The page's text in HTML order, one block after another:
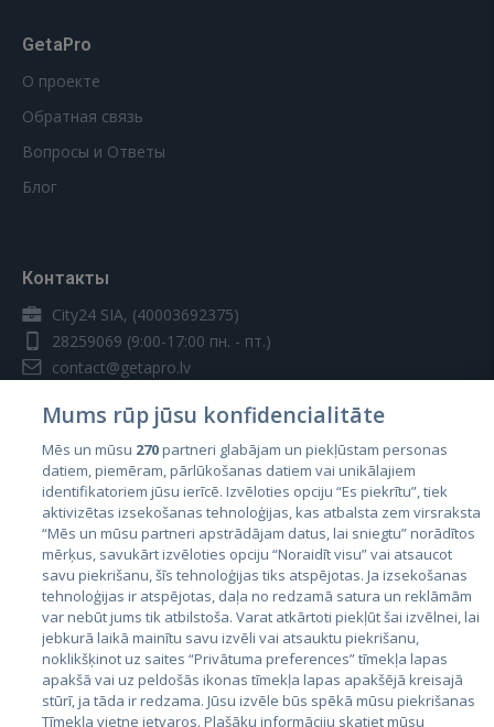
GetaPro
О проекте
Обратная связь
Вопросы и Ответы
Блог
Контакты
City24 SIA, (40003692375)
28259069 (9:00-17:00 пн. - пт.)
contact@getapro.lv
Страны
Эстония
Латвия
Литва
Mums rūp jūsu konfidencialitāte
Mēs un mūsu 270partneri glabājam un piekļūstam personas
datiem, piemēram, pārlūkošanas datiem vai unikālajiem
identifikatoriem jūsu ierīcē. Izvēloties opciju “Es piekrītu”, tiek
aktivizētas izsekošanas tehnoloģijas, kas atbalsta zem virsraksta
“Mēs un mūsu partneri apstrādājam datus, lai sniegtu” norādītos
mērķus, savukārt izvēloties opciju “Noraidīt visu” vai atsaucot
savu piekrišanu, šīs tehnoloģijas tiks atspējotas. Ja izsekošanas
tehnoloģijas ir atspējotas, daļa no redzamā satura un reklāmām
var nebūt jums tik atbilstoša. Varat atkārtoti piekļūt šai izvēlnei, lai
jebkurā laikā mainītu savu izvēli vai atsauktu piekrišanu,
noklikšķinot uz saites “Privātuma preferences” tīmekļa lapas
apakšā vai uz peldošās ikonas tīmekļa lapas apakšējā kreisajā
stūrī, ja tāda ir redzama. Jūsu izvēle būs spēkā mūsu piekrišanas
Tīmekļa vietne ietvaros. Plašāku informāciju skatiet mūsu